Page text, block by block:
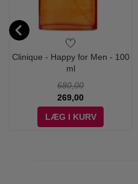
Clinique - Happy for Men - 100
ml
680,00
269,00
LÆG I KURV